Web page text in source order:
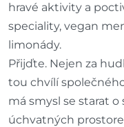
hravé aktivity a
speciality, vegan
limonády.
Přijďte. Nejen za
tou chvílí
má smysl se starat o
úchvatných